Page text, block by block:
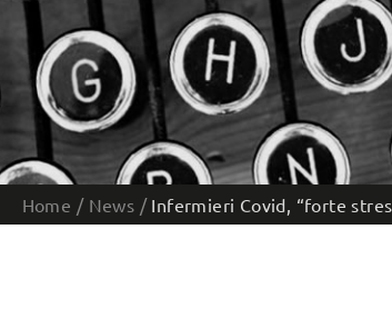
Home / News / Infermieri Covid, “forte